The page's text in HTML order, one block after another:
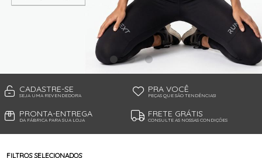
TANGA MICROFIBRA E RENDA
TANGAO MICRO E RENDA
TANGAO MICROFIBRA
CADASTRE-SE
SEJA UMA REVENDEDORA
PRA VOCÊ
PEÇAS QUE SÃO TENDÊNCIAS!
PRONTA-ENTREGA
DA FÁBRICA PARA SUA LOJA
FRETE GRÁTIS
CONSULTE AS NOSSAS CONDIÇÕES
FILTROS SELECIONADOS